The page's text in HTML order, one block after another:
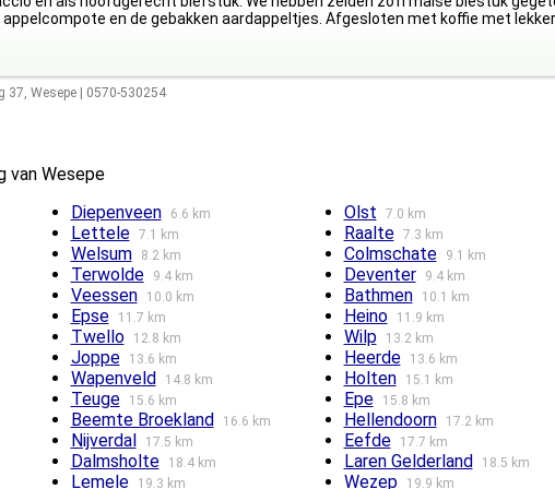
en de gebakken aardappeltjes. Afgesloten met koffie met
37, Wesepe| 0570-530254
van Wesepe
Diepenveen 6.6 km Olst 7.0 km
Lettele 7.1 km Raalte 7.3 km
Welsum 8.2 km Colmschate 9.1 km
Terwolde 9.4 km Deventer 9.4 km
Veessen 10.0 km Bathmen 10.1 km
Epse 11.7 km Heino 11.9 km
Twello 12.8 km Wilp 13.2 km
Joppe 13.6 km Heerde 13.6 km
Wapenveld 14.8 km Holten 15.1 km
Teuge 15.6 km Epe 15.8 km
Beemte Broekland 16.6 km Hellendoorn 17.2 km
Nijverdal 17.5 km Eefde 17.7 km
Dalmsholte 18.4 km Laren Gelderland 18.5 km
Lemele 19.3 km Wezep 19.9 km